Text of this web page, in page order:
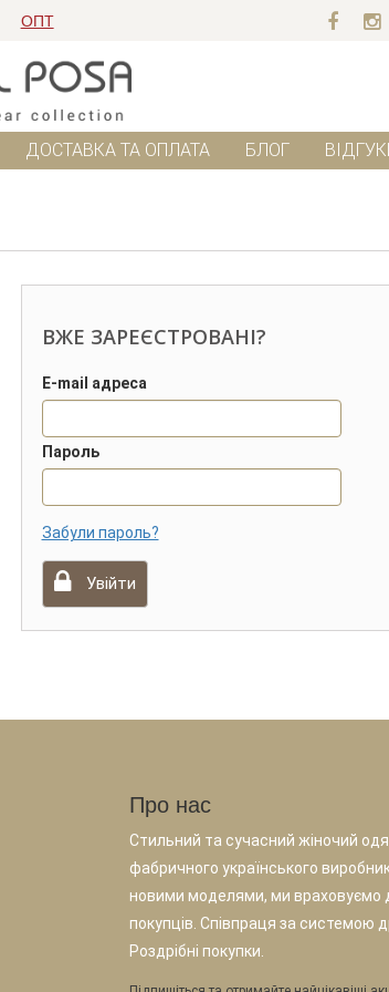
ОПТ
ДОСТАВКА ТА ОПЛАТА БЛОГ
ВЖЕ ЗАРЕЄСТРОВАНІ?
E-mail адреса
Пароль
Забули пароль?
Увійти
Про нас
Стильний та сучасний жіночий
фабричного українського
новими моделями, ми враховуємо
покупців. Співпраця за системою
Роздрібні покупки.